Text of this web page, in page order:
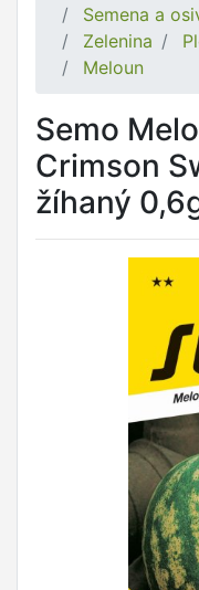
Semena a
Zelenina
Meloun
Semo
Crimson
žíhaný